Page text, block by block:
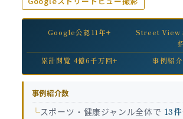
Google公認11年+
Street View
累計閲覧 4億6千万回+
事例紹
事例紹介数
スポーツ・健康ジャンル全体で 13